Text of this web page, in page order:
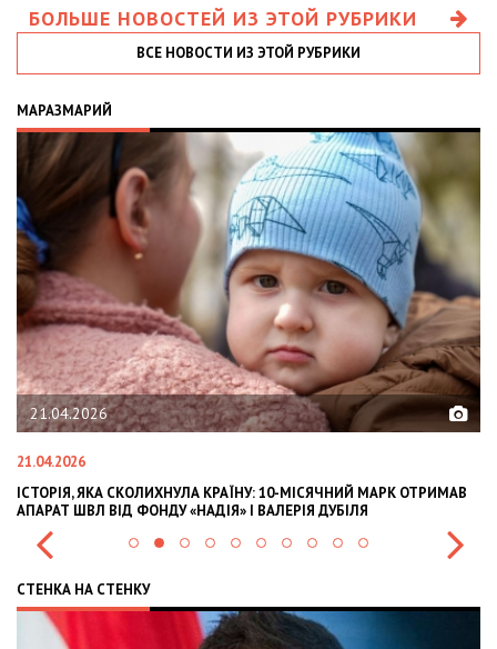
БОЛЬШЕ НОВОСТЕЙ ИЗ ЭТОЙ РУБРИКИ
ВСЕ НОВОСТИ ИЗ ЭТОЙ РУБРИКИ
МАРАЗМАРИЙ
21.04.2026
21.04.2026
ІСТОРІЯ, ЯКА СКОЛИХНУЛА КРАЇНУ: 10-МІСЯЧНИЙ МАРК ОТРИМАВ
АПАРАТ ШВЛ ВІД ФОНДУ «НАДІЯ» І ВАЛЕРІЯ ДУБІЛЯ
СТЕНКА НА СТЕНКУ